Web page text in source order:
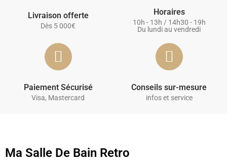
Livraison offerte
Dès 5 000€
Horaires
10h - 13h / 14h30 - 19h
Du lundi au vendredi
Paiement Sécurisé
Visa, Mastercard
Conseils sur-mesure
infos et service
Ma Salle De Bain Retro